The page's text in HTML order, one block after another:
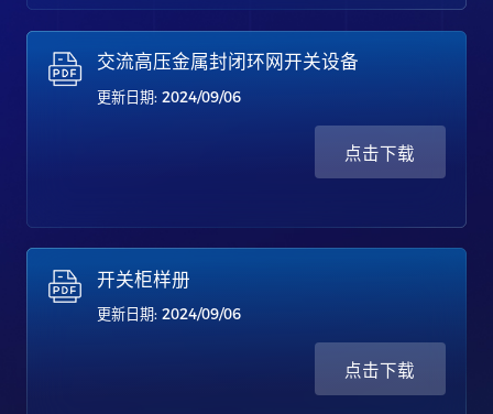
交流高压金属封闭环网开关设备
更新日期: 2024/09/06
点击下载
开关柜样册
更新日期: 2024/09/06
点击下载